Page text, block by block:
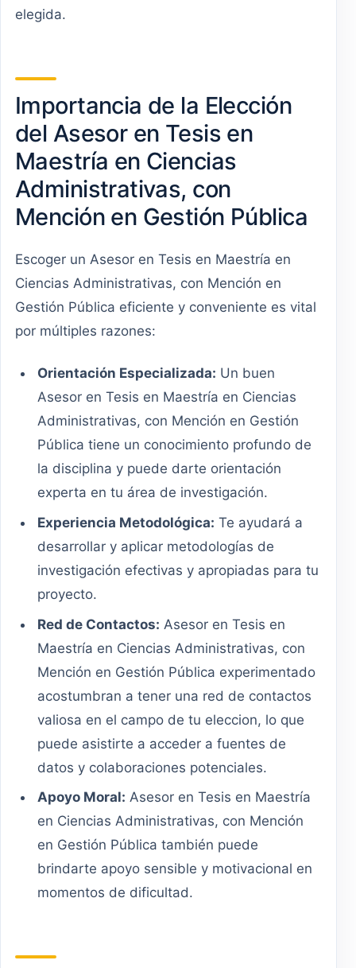
elegida.
Importancia de la Elección
del Asesor en Tesis en
Maestría en Ciencias
Administrativas, con
Mención en Gestión Pública
Escoger un Asesor en Tesis en Maestría en
Ciencias Administrativas, con Mención en
Gestión Pública eficiente y conveniente es vital
por múltiples razones:
Orientación Especializada: Un buen
Asesor en Tesis en Maestría en Ciencias
Administrativas, con Mención en Gestión
Pública tiene un conocimiento profundo de
la disciplina y puede darte orientación
experta en tu área de investigación.
Experiencia Metodológica: Te ayudará a
desarrollar y aplicar metodologías de
investigación efectivas y apropiadas para tu
proyecto.
Red de Contactos: Asesor en Tesis en
Maestría en Ciencias Administrativas, con
Mención en Gestión Pública experimentado
acostumbran a tener una red de contactos
valiosa en el campo de tu eleccion, lo que
puede asistirte a acceder a fuentes de
datos y colaboraciones potenciales.
Apoyo Moral: Asesor en Tesis en Maestría
en Ciencias Administrativas, con Mención
en Gestión Pública también puede
brindarte apoyo sensible y motivacional en
momentos de dificultad.